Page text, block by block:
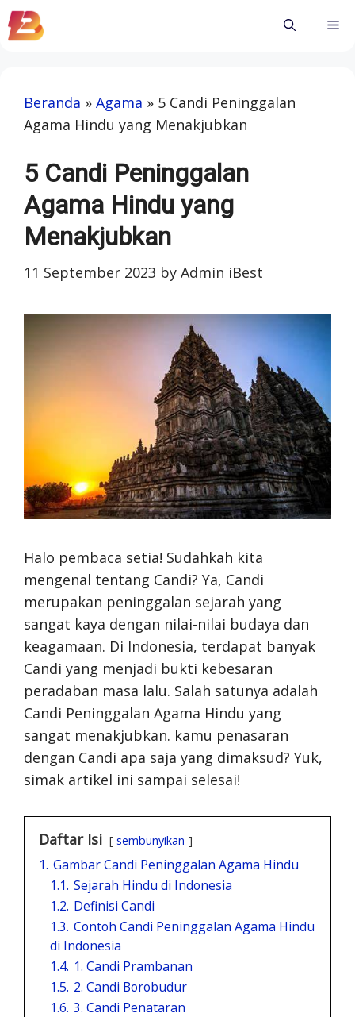
Skip
to
Beranda » Agama » 5 Candi Peninggalan
Agama Hindu yang Menakjubkan
5 Candi Peninggalan
Agama Hindu yang
Menakjubkan
11 September 2023 by Admin iBest
Halo pembaca setia! Sudahkah kita
mengenal tentang Candi? Ya, Candi
merupakan peninggalan sejarah yang
sangat kaya dengan nilai-nilai budaya dan
keagamaan. Di Indonesia, terdapat banyak
Candi yang menjadi bukti kebesaran
peradaban masa lalu. Salah satunya adalah
Candi Peninggalan Agama Hindu yang
sangat menakjubkan. kamu penasaran
dengan Candi apa saja yang dimaksud? Yuk,
simak artikel ini sampai selesai!
Daftar Isi sembunyikan
1. Gambar Candi Peninggalan Agama Hindu
1.1. Sejarah Hindu di Indonesia
1.2. Definisi Candi
1.3. Contoh Candi Peninggalan Agama Hindu
di Indonesia
1.4. 1. Candi Prambanan
1.5. 2. Candi Borobudur
1.6. 3. Candi Penataran